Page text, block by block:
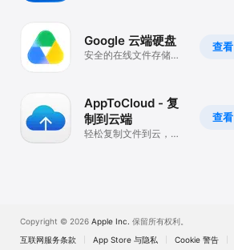
查看
Google 云端硬盘
安全的在线文件存储空
查看
AppToCloud - 复
制到云端
轻松复制文件到云，保
Copyright © 2026 Apple Inc. 保留所有权利。
互联网服务条款
App Store 与隐私 Cookie 警告